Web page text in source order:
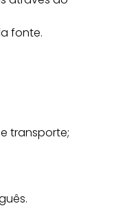
fonte.
transporte;